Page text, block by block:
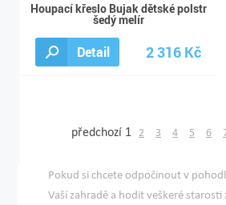
Houpací křeslo Bujak dětské polstr
šedý melír
Detail 2 316 Kč
předchozí 1 2 3 4 5 6
Pokud si chcete odpočinout v
Vaší zahradě a hodit veškeré starosti